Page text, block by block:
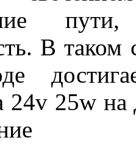
В
24v 25w